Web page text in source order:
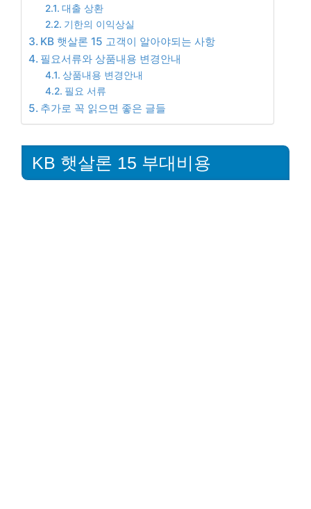
대출 상환
기한의 이익상실
KB 햇살론 15 고객이 알아야되는 사항
필요서류와 상품내용 변경안내
상품내용 변경안내
필요 서류
추가로 꼭 읽으면 좋은 글들
KB 햇살론 15 부대비용